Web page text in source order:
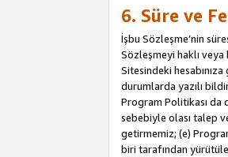
6. Süre ve
İşbu Sözleşme’nin
Sözleşmeyi haklı
Sitesindeki
durumlarda yazılı
Program Politikası da
sebebiyle olası talep
getirmemiz; (e)
biri tarafından